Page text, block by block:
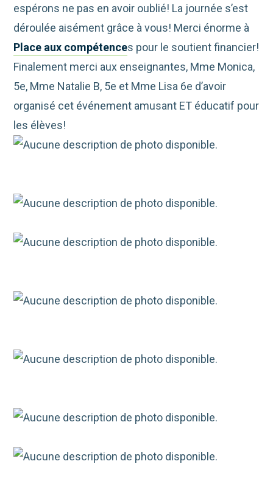
espérons ne pas en avoir oublié! La journée s’est
déroulée aisément grâce à vous! Merci énorme à
Place aux compétences pour le soutient financier!
Finalement merci aux enseignantes, Mme Monica,
5e, Mme Natalie B, 5e et Mme Lisa 6e d’avoir
organisé cet événement amusant ET éducatif pour
les élèves!